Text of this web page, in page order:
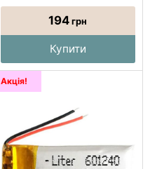
194грн
Купити
Акція!